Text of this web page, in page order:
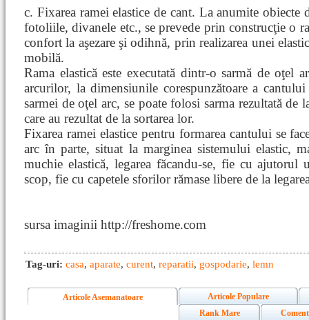
c. Fixarea ramei elastice de cant. La anumite obiecte
fotoliile, divanele etc., se prevede prin construcţie o
confort la aşezare şi odihnă, prin realizarea unei
mobilă.
Rama elastică este executată dintr-o sarmă de oţel
arcurilor, la dimensiunile corespunzătoare a
sarmei de oţel arc, se poate folosi sarma rezultată de
care au rezultat de la sortarea lor.
Fixarea ramei elastice pentru formarea cantului se
arc în parte, situat la marginea sistemului elastic,
muchie elastică, legarea făcandu-se, fie cu ajutorul
scop, fie cu capetele sforilor rămase libere de la
sursa imaginii http://freshome.com
Tag-uri: casa, aparate, curent, reparatii, gospodarie, lemn
Articole Asemanatoare
Articole Populare
Rank Mare